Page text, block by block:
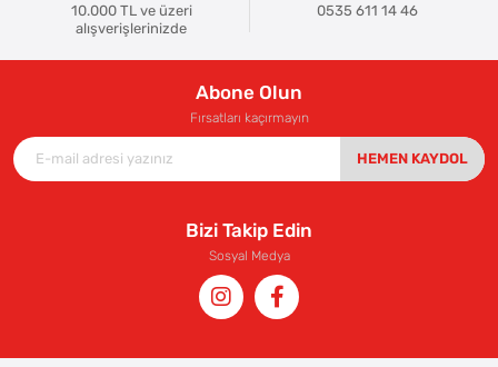
10.000 TL ve üzeri
alışverişlerinizde
0535 611 14 46
Abone Olun
Fırsatları kaçırmayın
HEMEN KAYDOL
Bizi Takip Edin
Sosyal Medya